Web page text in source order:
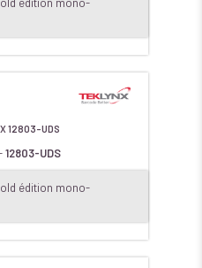
12803-UDS
édition mono-